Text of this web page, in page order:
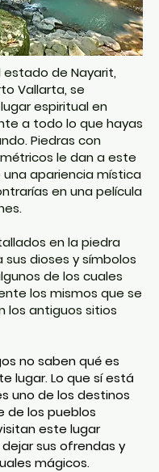
estado de Nayarit,
Vallarta, se
espiritual en
a todo lo que hayas
Piedras con
le dan a este
apariencia mística
en una película
en la piedra
dioses y símbolos
de los cuales
los mismos que se
los antiguos sitios
no saben qué es
lugar. Lo que sí está
uno de los destinos
de los pueblos
este lugar
sus ofrendas y
mágicos.